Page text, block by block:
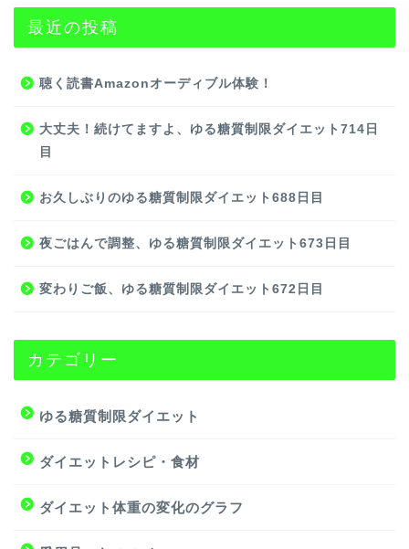
最近の投稿
聴く読書Amazonオーディブル体験！
大丈夫！続けてますよ、ゆる糖質制限ダイエット714日
目
お久しぶりのゆる糖質制限ダイエット688日目
夜ごはんで調整、ゆる糖質制限ダイエット673日目
変わりご飯、ゆる糖質制限ダイエット672日目
カテゴリー
ゆる糖質制限ダイエット
ダイエットレシピ・食材
ダイエット体重の変化のグラフ